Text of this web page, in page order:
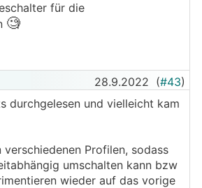
für die
🧐
28.9.2022 (#43)
durchgelesen und vielleicht kam
Profilen, sodass
umschalten kann bzw
wieder auf das vorige